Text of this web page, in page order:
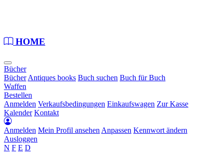
HOME
Bücher
BücherAntiques books Buch suchen Buch für Buch
Waffen
Bestellen
Anmelden Verkaufsbedingungen Einkaufswagen Zur Kasse
Kalender Kontakt
Anmelden Mein Profil ansehenAnpassen Kennwort ändern
Ausloggen
N F E D